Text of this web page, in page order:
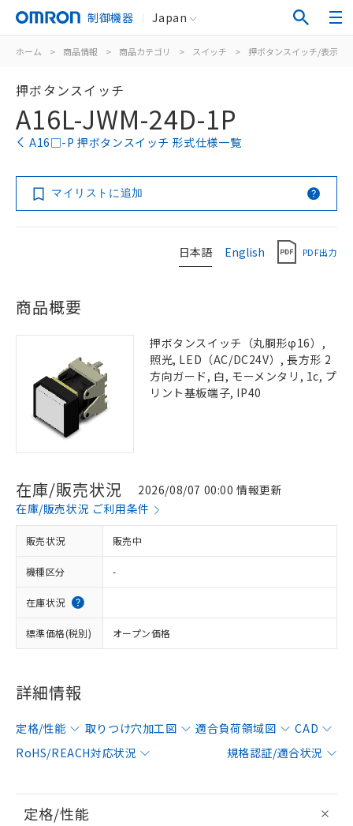
制御機器 Japan
ホーム > 商品情報 > 商品カテゴリ > スイッチ > 押ボタンスイッチ/表示灯
押ボタンスイッチ
A16L-JWM-24D-1P
A16□-P 押ボタンスイッチ 形式仕様一覧
マイリストに追加
日本語 English PDF出力
商品概要
押ボタンスイッチ（丸胴形φ16）,
照光, LED（AC/DC24V）, 長方形 2
方向ガード, 白, モーメンタリ, 1c, プ
リント基板端子, IP40
在庫/販売状況
2026/08/07 00:00 情報更新
在庫/販売状況 ご利用条件
販売状況 販売中
機種区分 -
在庫状況
標準価格(税別) オープン価格
詳細情報
定格/性能 取りつけ穴加工図 適合負荷領域図
CAD
RoHS/REACH対応状況
規格認証/適合状況
定格/性能